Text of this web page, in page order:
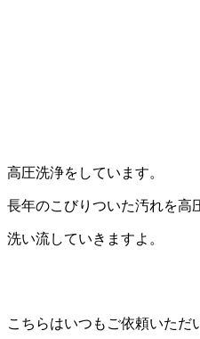
高圧洗浄をしています。
長年のこびりついた汚れを高
洗い流していきますよ。
こちらはいつもご依頼いただ